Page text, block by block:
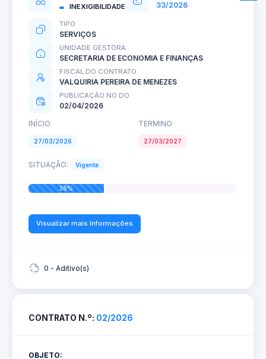
INEXIGIBILIDADE 33/2026
TIPO
SERVIÇOS
UNIDADE GESTORA
SECRETARIA DE ECONOMIA E FINANÇAS
FISCAL DO CONTRATO
VALQUIRIA PEREIRA DE MENEZES
PUBLICAÇÃO NO DO
02/04/2026
INÍCIO
TERMINO
27/03/2026 27/03/2027
SITUAÇÃO: Vigente
36%
Visualizar mais Informações
0 - Aditivo(s)
CONTRATO N.º: 02/2026
OBJETO: